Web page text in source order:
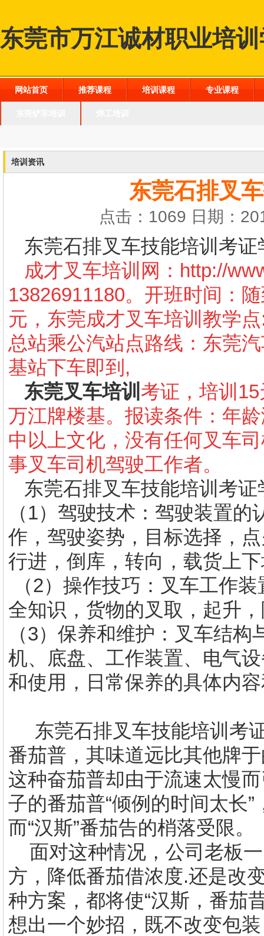
东莞市万江诚材职业培
网站首页 推荐课程 培训课程 专业课程
培训资讯
东莞石排叉
点击：1069 日期：
东莞石排叉车技能培训考证
成才叉车培训网： http://
13826911180。开班时间：
元，东莞成才叉车培训教学
总站乘公汽站点路线：东莞
基站下车即到,
东莞叉车培训 考证，培训
万江牌楼基。报读条件：年
中以上文化，没有任何叉车
事叉车司机驾驶工作者。
东莞石排叉车技能培训考证
（1）驾驶技术：驾驶装置
作，驾驶姿势，目标选择，
行进，倒库，转向，载货上
（2）操作技巧：叉车工作
全知识，货物的叉取，起升
（3）保养和维护：叉车结
机、底盘、工作装置、电气
和使用，日常保养的具体内
东莞石排叉车技能培训考
番茄普，其味道远比其他牌
这种奋茄普却由于流速太慢
子的番茄普“倾例的时间太长
而“汉斯”番茄告的梢落受限
面对这种情况，公司老板
方，降低番茄借浓度.还是改
种方案，都将使“汉斯，番茄
想出一个妙招，既不改变包